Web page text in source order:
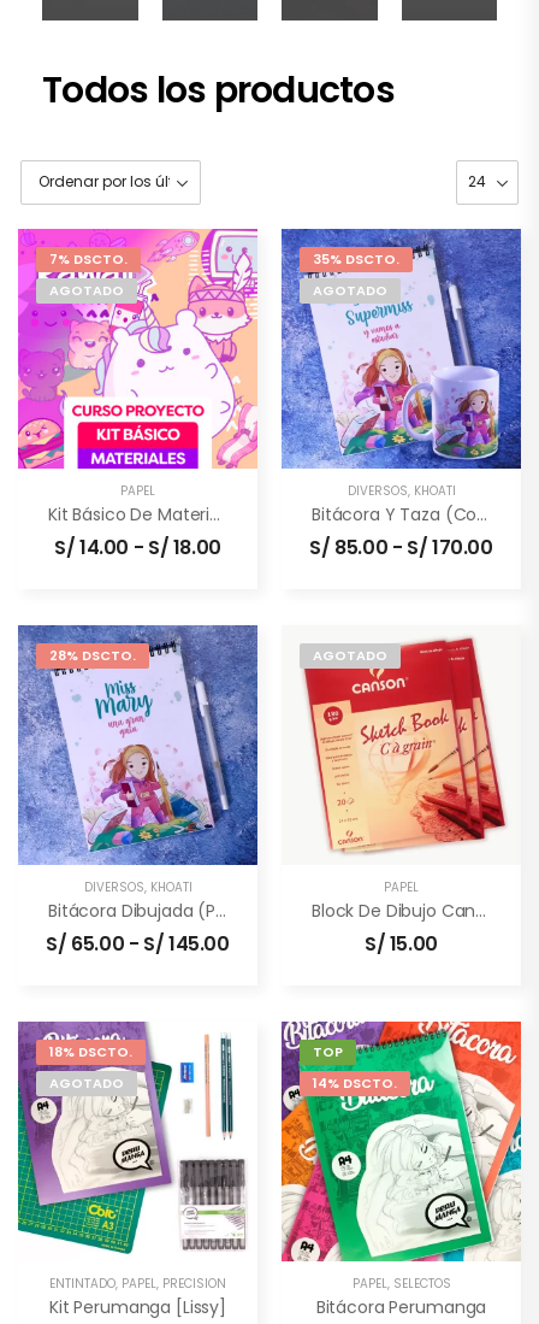
Todos los productos
7% DSCTO.
AGOTADO
PAPEL
Kit Básico De Materiales (Kawaii)
S/14.00 - S/18.00
35% DSCTO.
AGOTADO
DIVERSOS, KHOATI
Bitácora Y Taza (combo)
S/ 85.00 - S/170.00
28% DSCTO.
DIVERSOS, KHOATI
Bitácora Dibujada (personalizada)
S/ 65.00 - S/145.00
AGOTADO
PAPEL
Block De Dibujo Canson
S/15.00
18% DSCTO.
AGOTADO
ENTINTADO, PAPEL, PRECISIÓN
Kit Perumanga [Lissy]
TOP
14% DSCTO.
PAPEL, SELECTOS
Bitácora Perumanga